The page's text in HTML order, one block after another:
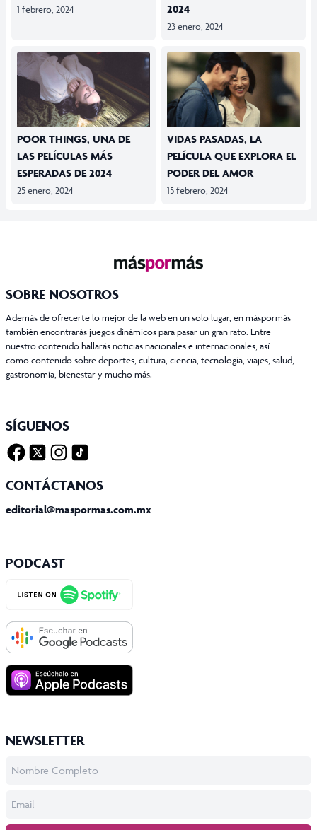
1 febrero, 2024
2024
23 enero, 2024
POOR THINGS, UNA DE
LAS PELÍCULAS MÁS
ESPERADAS DE 2024
25 enero, 2024
VIDAS PASADAS, LA
PELÍCULA QUE EXPLORA EL
PODER DEL AMOR
15 febrero, 2024
SOBRE NOSOTROS
Además de ofrecerte lo mejor de la web en un solo lugar, en máspormás
también encontrarás juegos dinámicos para pasar un gran rato. Entre
nuestro contenido hallarás noticias nacionales e internacionales, así
como contenido sobre deportes, cultura, ciencia, tecnología, viajes, salud,
gastronomía, bienestar y mucho más.
SÍGUENOS
CONTÁCTANOS
editorial@maspormas.com.mx
PODCAST
NEWSLETTER